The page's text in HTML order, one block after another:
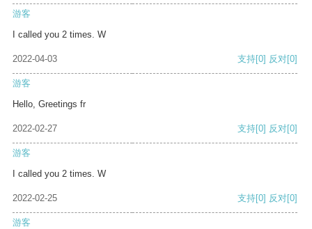
游客
I called you 2 times. W
2022-04-03 支持[0] 反对[0]
游客
Hello, Greetings fr
2022-02-27 支持[0] 反对[0]
游客
I called you 2 times. W
2022-02-25 支持[0] 反对[0]
游客